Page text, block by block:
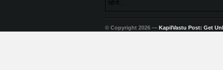
© Copyright 2026 — KapilVastu Post: Get